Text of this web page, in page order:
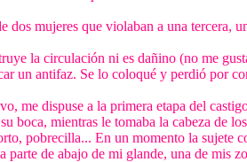
mujeres que violaban a una tercera,
la circulación ni es dañino (no me
un antifaz. Se lo coloqué y perdió por
me dispuse a la primera etapa del
boca, mientras le tomaba la cabeza de
pobrecilla... En un momento la sujete
de abajo de mi glande, una de mis